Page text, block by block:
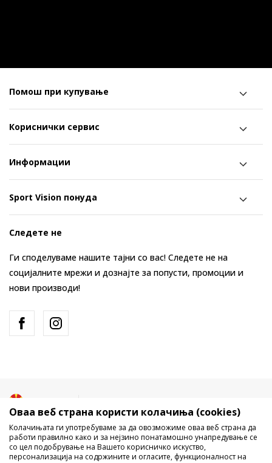
Помош при купување
Кориснички сервис
Информации
Sport Vision понуда
Следете не
Ги споделуваме нашите тајни со вас! Следете не на
социјалните мрежи и дознајте за попусти, промоции и
нови производи!
Оваа веб страна користи колачиња (cookies)
Колачињата ги употребуваме за да овозможиме оваа веб страна да
работи правилно како и за нејзино понатамошно унапредување се
со цел подобрување на Вашето корисничко искуство,
персонализација на содржините и огласите, функционалност на